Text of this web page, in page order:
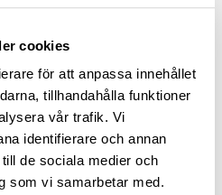
cookies
för att anpassa innehållet
tillhandahålla funktioner
vår trafik. Vi
identifierare och annan
de sociala medier och
som vi samarbetar med.